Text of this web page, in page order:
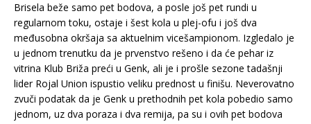
Brisela beže samo pet bodova, a posle još pet rundi u
regularnom toku, ostaje i šest kola u plej-ofu i još dva
međusobna okršaja sa aktuelnim vicešampionom. Izgledalo je
u jednom trenutku da je prvenstvo rešeno i da će pehar iz
vitrina Klub Briža preći u Genk, ali je i prošle sezone tadašnji
lider Rojal Union ispustio veliku prednost u finišu. Neverovatno
zvuči podatak da je Genk u prethodnih pet kola pobedio samo
jednom, uz dva poraza i dva remija, pa su i ovih pet bodova